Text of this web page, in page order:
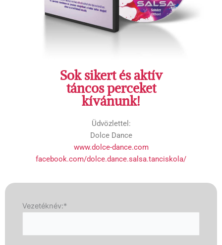
Sok sikert és aktív
táncos perceket
kívánunk!
Üdvözlettel:
Dolce Dance
www.dolce-dance.com
facebook.com/dolce.dance.salsa.tanciskola/
Vezetéknév:*